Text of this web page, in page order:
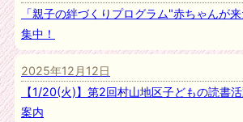
「親子の絆づくりプログラム"赤ちゃん
集中！
2025年12月12日
【1/20(火)】第2回村山地区子どもの読書
案内